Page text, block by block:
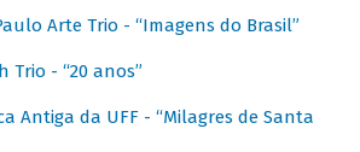
Arte Trio - “Imagens do Brasil”
Trio - “20 anos”
Antiga da UFF - “Milagres de Santa